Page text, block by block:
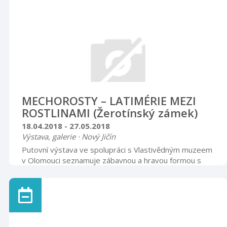
MECHOROSTY – LATIMÉRIE MEZI
ROSTLINAMI (Žerotínský zámek)
18.04.2018 - 27.05.2018
Výstava, galerie · Nový Jičín
Putovní výstava ve spolupráci s Vlastivědným muzeem
v Olomouci seznamuje zábavnou a hravou formou s
sál